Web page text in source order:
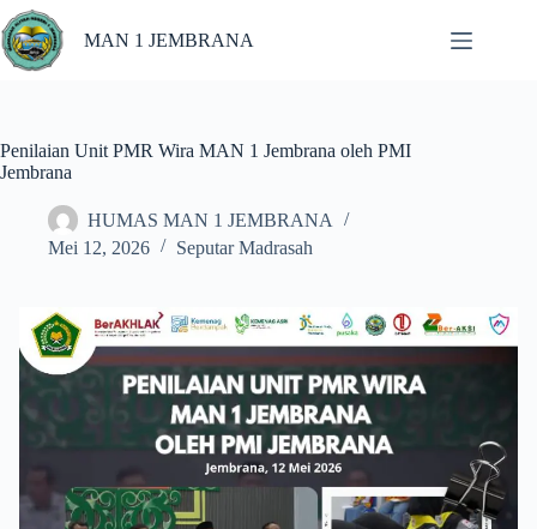
MAN 1 JEMBRANA
Penilaian Unit PMR Wira MAN 1 Jembrana oleh PMI
Jembrana
HUMAS MAN 1 JEMBRANA
Mei 12, 2026
Seputar Madrasah